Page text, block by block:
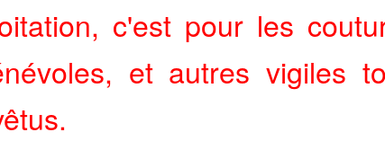
c'est pour les
et autres vigiles